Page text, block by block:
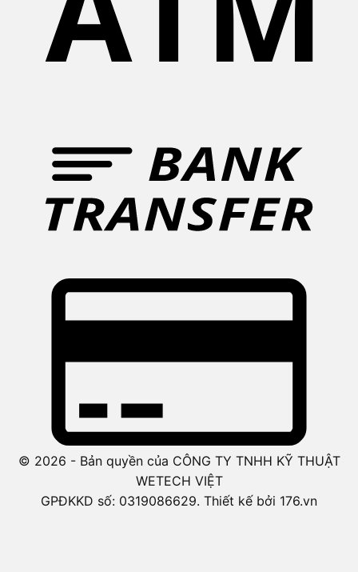
© 2026 - Bản quyền của CÔNG TY TNHH KỸ THUẬT
WETECH VIỆT
GPĐKKD số: 0319086629. Thiết kế bởi 176.vn